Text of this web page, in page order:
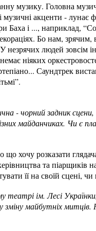
музику. Головна
акценти - лунає
Баха і ..., наприклад,
Бо нам, зрячим,
незрячих людей зовсім
ніяких
Саундтрек
- чорний задник сцени,
майданчиках. Чи є
що хочу розказати
та піарщиків
її на своїй сцені,
театрі ім. Лесі
зміну майбутніх